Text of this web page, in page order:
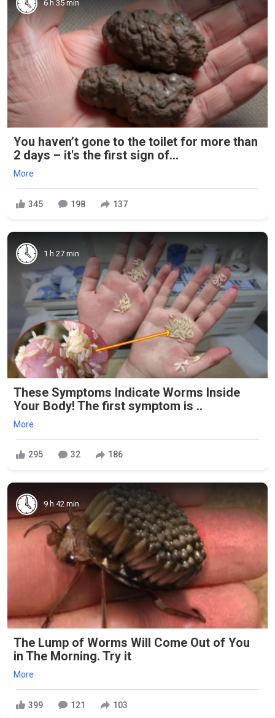
6 h 35 min
You haven’t gone to the toilet for more than
2 days – it's the first sign of...
More
345 198 137
1 h 27 min
These Symptoms Indicate Worms Inside
Your Body! The first symptom is ..
More
295 32 186
9 h 42 min
The Lump of Worms Will Come Out of You
in The Morning. Try it
More
399 121 103